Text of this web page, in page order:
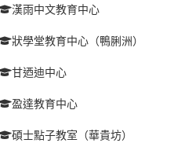
漢雨中文教育中心
狀學堂教育中心（鴨脷洲）
甘迺迪中心
盈達教育中心
碩士點子教室（華貴坊）